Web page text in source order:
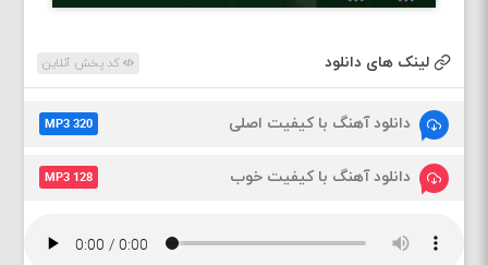
لینک های دانلود کد پخش آنلاین
دانلود آهنگ با کیفیت اصلی MP3 320
دانلود آهنگ با کیفیت خوب MP3 128